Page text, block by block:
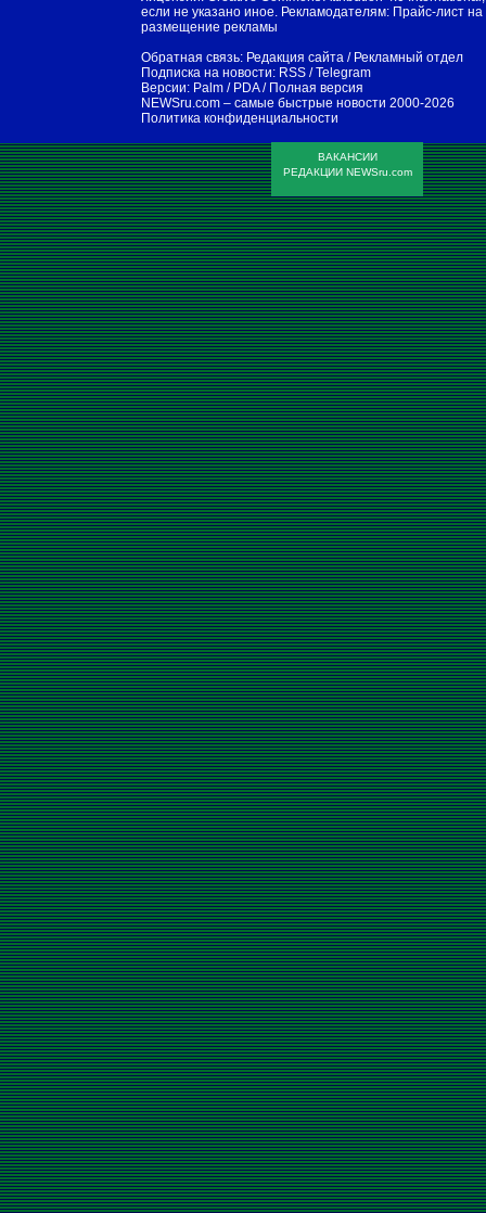
если не указано иное. Рекламодателям: Прайс-лист на
размещение рекламы
Обратная связь: Редакция сайта / Рекламный отдел
Подписка на новости: RSS /Telegram
Версии: Palm / PDA/ Полная версия
NEWSru.com – самые быстрые новости 2000-2026
Политика конфиденциальности
ВАКАНСИИ
РЕДАКЦИИ NEWSru.com